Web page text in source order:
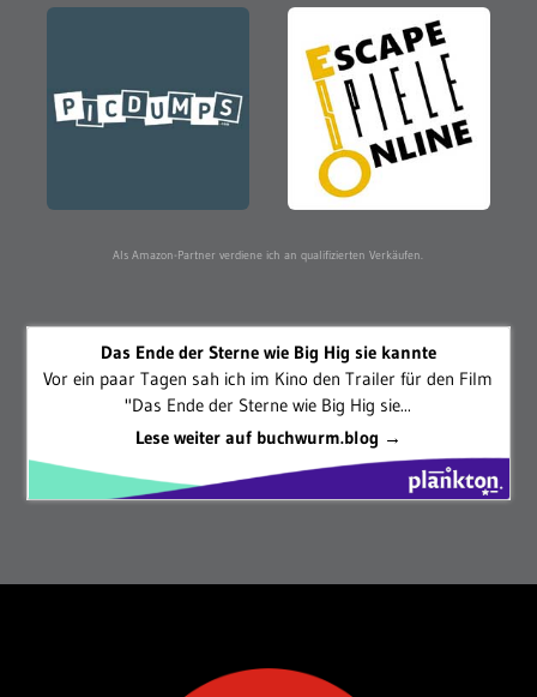
Als Amazon-Partner verdiene ich an qualifizierten Verkäufen.
Das Ende der Sterne wie Big Hig sie kannte
Vor ein paar Tagen sah ich im Kino den Trailer für den Film
"Das Ende der Sterne wie Big Hig sie...
Lese weiter auf buchwurm.blog →